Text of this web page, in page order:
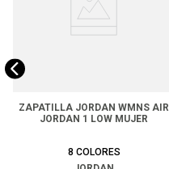
ZAPATILLA JORDAN WMNS AIR
JORDAN 1 LOW MUJER
8 COLORES